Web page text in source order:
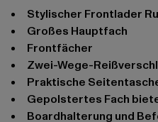
Stylischer Frontlader
Großes Hauptfach
Frontfächer
Zwei-Wege-
Praktische
Gepolstertes Fach
Boardhalterung und